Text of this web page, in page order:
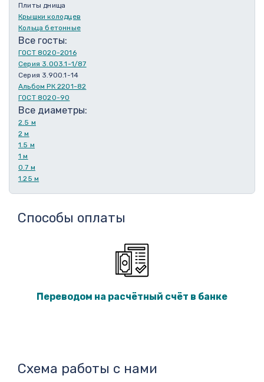
Плиты днища
Крышки колодцев
Кольца бетонные
Все госты:
ГОСТ 8020-2016
Серия 3.003.1-1/87
Серия 3.900.1-14
Альбом РК 2201-82
ГОСТ 8020-90
Все диаметры:
2.5 м
2 м
1.5 м
1 м
0.7 м
1.25 м
Способы оплаты
Переводом на расчётный счёт в банке
Схема работы с нами